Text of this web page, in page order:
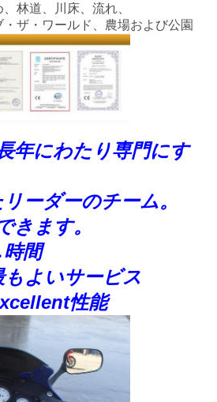
林道、川床、流れ、
ザ・ワールド、農場および公園
年にわたり専門にす
ーダーのチーム。
きます。
間
もよいサービス
性能